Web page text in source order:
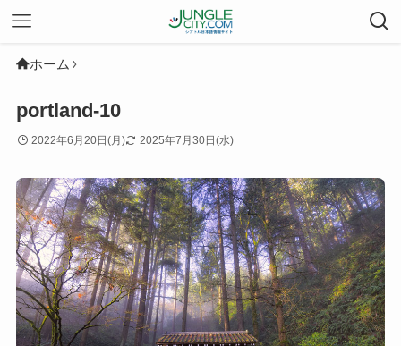
ホーム
portland-10
2022年6月20日(月) 2025年7月30日(水)